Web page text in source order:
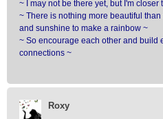
~ I may not be there yet, but I'm closer
~ There is nothing more beautiful
and sunshine to make a rainbow ~
~ So encourage each other and build
connections ~
Roxy